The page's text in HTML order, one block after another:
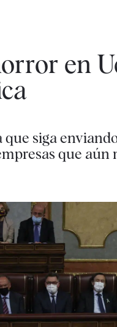
en
siga
que